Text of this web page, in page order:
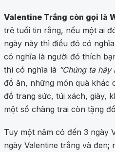
Valentine Trắng còn gọi là
trẻ tuổi tin rằng, nếu một ai
ngày này thì điều đó có
có nghĩa là người đó thích
thì có nghĩa là “Chúng ta hãy
đồ ăn, những món quà khác
đồ trang sức, túi xách, giày,
một số chàng trai còn tặng
Tuy một năm có đến 3 ngày
ngày Valentine trắng và đen;